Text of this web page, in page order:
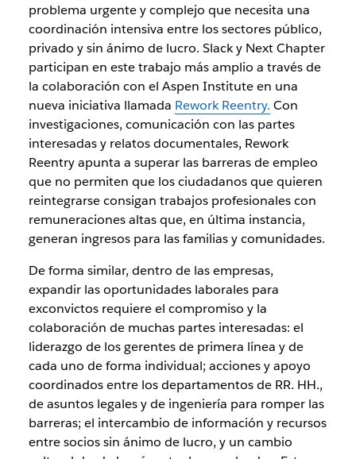
problema urgente y complejo que necesita una
coordinación intensiva entre los sectores público,
privado y sin ánimo de lucro. Slack y Next Chapter
participan en este trabajo más amplio a través de
la colaboración con el Aspen Institute en una
nueva iniciativa llamada Rework Reentry. Con
investigaciones, comunicación con las partes
interesadas y relatos documentales, Rework
Reentry apunta a superar las barreras de empleo
que no permiten que los ciudadanos que quieren
reintegrarse consigan trabajos profesionales con
remuneraciones altas que, en última instancia,
generan ingresos para las familias y comunidades.
De forma similar, dentro de las empresas,
expandir las oportunidades laborales para
exconvictos requiere el compromiso y la
colaboración de muchas partes interesadas: el
liderazgo de los gerentes de primera línea y de
cada uno de forma individual; acciones y apoyo
coordinados entre los departamentos de RR. HH.,
de asuntos legales y de ingeniería para romper las
barreras; el intercambio de información y recursos
entre socios sin ánimo de lucro, y un cambio